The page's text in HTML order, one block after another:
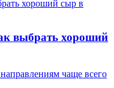
выбрать хороший